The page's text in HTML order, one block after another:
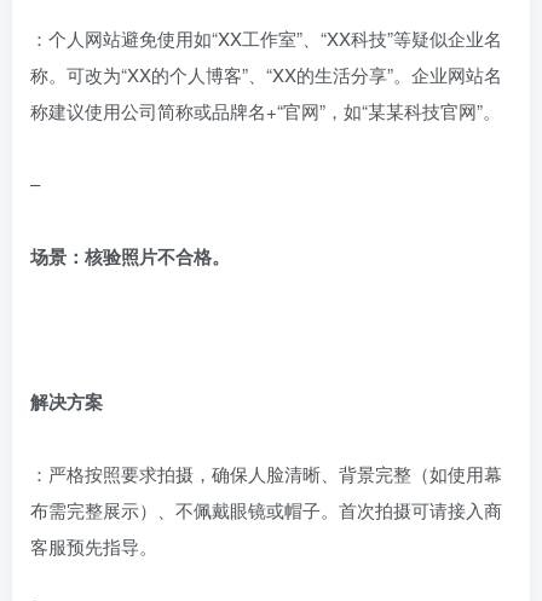
：个人网站避免使用如“XX工作室”、“XX科技”等疑似企业名
称。可改为“XX的个人博客”、“XX的生活分享”。企业网站名
称建议使用公司简称或品牌名+“官网”，如“某某科技官网”。
–
场景：核验照片不合格。
解决方案
：严格按照要求拍摄，确保人脸清晰、背景完整（如使用幕
布需完整展示）、不佩戴眼镜或帽子。首次拍摄可请接入商
客服预先指导。